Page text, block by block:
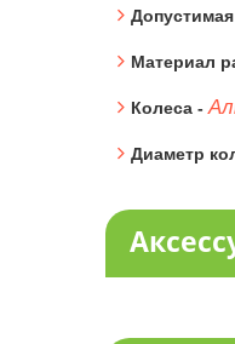
Допустимая
Материал
Колеса -
Диаметр